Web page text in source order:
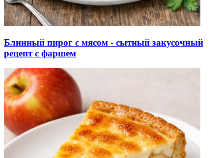
Блинный пирог с мясом - сытный закусочный
рецепт с фаршем